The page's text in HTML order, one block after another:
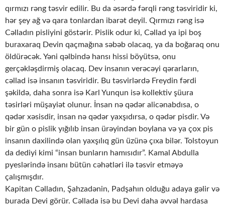
qırmızı rəng təsvir edilir. Bu da əsərdə fərqli rəng təsviridir ki,
hər şey ağ və qara tonlardan ibarət deyil. Qırmızı rəng isə
Cəlladın pisliyini göstərir. Pislik odur ki, Cəllad ya ipi boş
buraxaraq Devin qaçmağına səbəb olacaq, ya da boğaraq onu
öldürəcək. Yəni qəlbində hansı hissi böyütsə, onu
gerçəkləşdirmiş olacaq. Dev insanın verəcəyi qərarların,
cəllad isə insanın təsviridir. Bu təsvirlərdə Freydin fərdi
şəkildə, daha sonra isə Karl Yunqun isə kollektiv şüura
təsirləri müşayiət olunur. İnsan nə qədər alicənabdısa, o
qədər xəsisdir, insan nə qədər yaxşıdırsa, o qədər pisdir. Və
bir gün o pislik yığılıb insan ürəyindən boylana və ya çox pis
insanın daxilində olan yaxşılıq gün üzünə çıxa bilər. Tolstoyun
da dediyi kimi “insan bunların hamısıdır”. Kamal Abdulla
pyeslərində insanı bütün cəhətləri ilə təsvir etməyə
çalışmışdır.
Kapitan Cəlladın, Şahzadənin, Padşahın olduğu adaya gəlir və
burada Devi görür. Cəllada isə bu Devi daha əvvəl hardasa